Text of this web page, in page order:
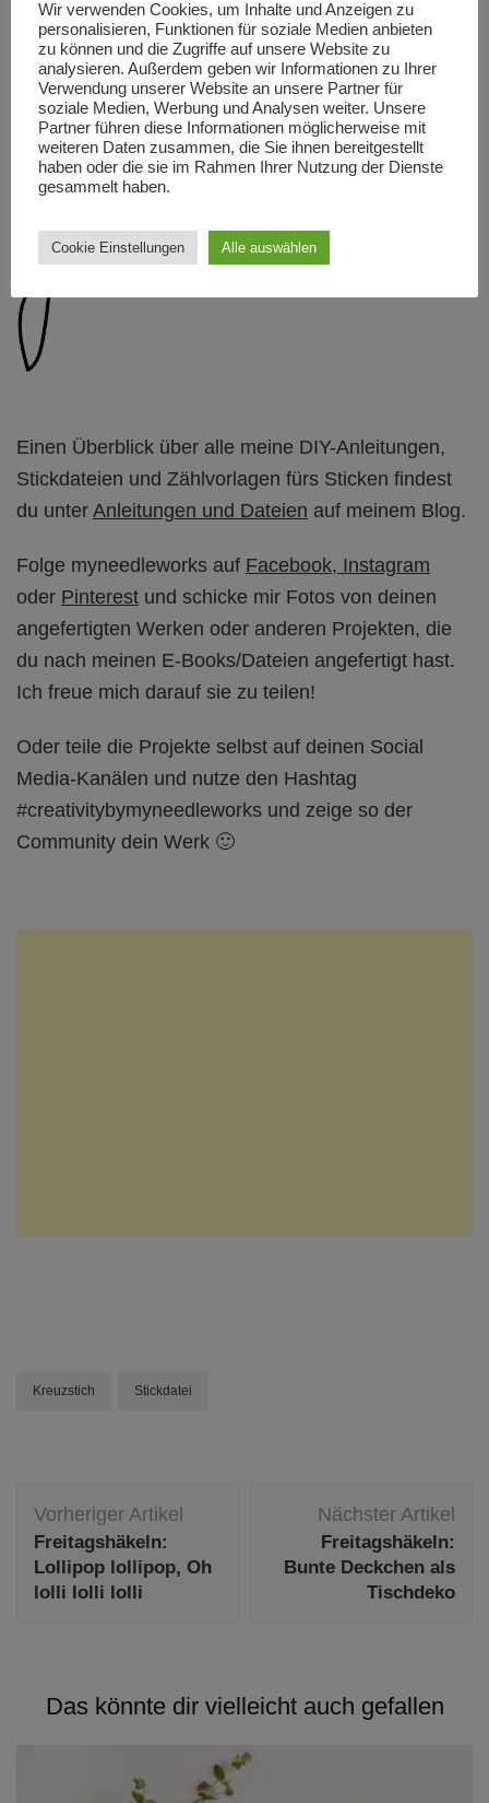
Ich wünsche dir viel Spaß beim Cupcake sticken!
Liebe Grüße
Einen Überblick über alle meine DIY-Anleitungen,
Stickdateien und Zählvorlagen fürs Sticken findest
du unter Anleitungen und Dateien auf meinem Blog.
Folge myneedleworks auf Facebook, Instagram
oder Pinterest und schicke mir Fotos von deinen
angefertigten Werken oder anderen Projekten, die
du nach meinen E-Books/Dateien angefertigt hast.
Ich freue mich darauf sie zu teilen!
Oder teile die Projekte selbst auf deinen Social
Media-Kanälen und nutze den Hashtag
#creativitybymyneedleworks und zeige so der
Community dein Werk 🙂
Kreuzstich Stickdatei
Vorheriger Artikel
Freitagshäkeln:
Lollipop lollipop, Oh
lolli lolli lolli
Nächster Artikel
Freitagshäkeln:
Bunte Deckchen als
Tischdeko
Das könnte dir vielleicht auch gefallen
Wir verwenden Cookies, um Inhalte und Anzeigen zu
personalisieren, Funktionen für soziale Medien anbieten
zu können und die Zugriffe auf unsere Website zu
analysieren. Außerdem geben wir Informationen zu Ihrer
Verwendung unserer Website an unsere Partner für
soziale Medien, Werbung und Analysen weiter. Unsere
Partner führen diese Informationen möglicherweise mit
weiteren Daten zusammen, die Sie ihnen bereitgestellt
haben oder die sie im Rahmen Ihrer Nutzung der Dienste
gesammelt haben.
Cookie Einstellungen Alle auswählen